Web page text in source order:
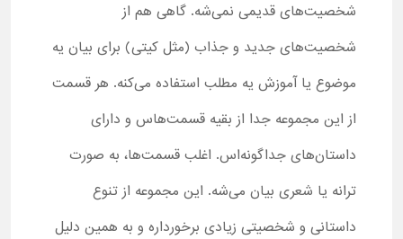
شخصیت‌های قدیمی نمی‌شه. گاهی هم از
شخصیت‌های جدید و جذاب (مثل کیتی) برای بیان یه
موضوع یا آموزش یه مطلب استفاده می‌کنه. هر قسمت
از این مجموعه جدا از بقیه قسمت‌هاس و دارای
داستان‌های جداگونه‌اس. اغلب قسمت‌ها، به صورت
ترانه یا شعری بیان می‌شه. این مجموعه از تنوع
داستانی و شخصیتی زیادی برخورداره و به همین دلیل